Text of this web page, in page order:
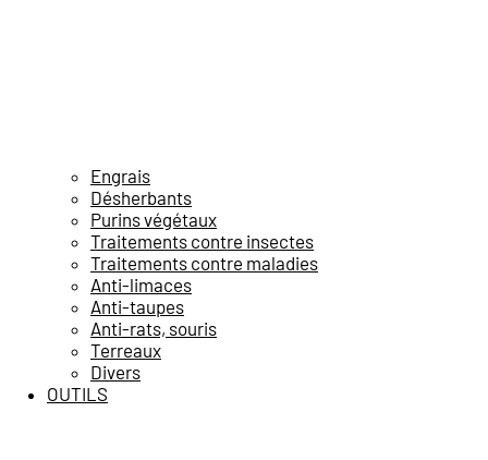
Engrais
Désherbants
Purins végétaux
Traitements contre insectes
Traitements contre maladies
Anti-limaces
Anti-taupes
Anti-rats, souris
Terreaux
Divers
OUTILS